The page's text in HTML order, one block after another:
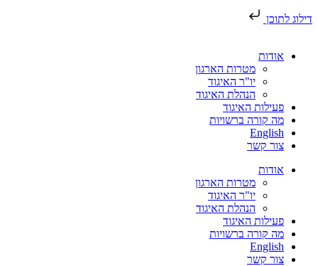
דילוג לתוכן
אודות
מטרות הארגון
יו"ר האיגוד
הנהלת האיגוד
פעילות האיגוד
מה קורה ברשויות
English
צור קשר
אודות
מטרות הארגון
יו"ר האיגוד
הנהלת האיגוד
פעילות האיגוד
מה קורה ברשויות
English
צור קשר